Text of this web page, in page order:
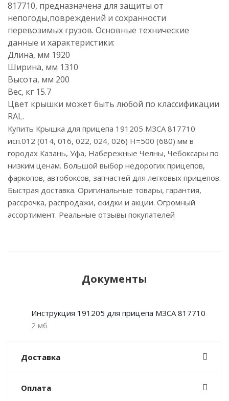
817710, предназначена для защиты от
непогоды,повреждений и сохранности
перевозимых грузов. Основные технические
данные и характеристики:
Длина, мм 1920
Ширина, мм 1310
Высота, мм 200
Вес, кг 15.7
Цвет крышки может быть любой по классификации
RAL.
Купить Крышка для прицепа 191205 МЗСА 817710
исп.012 (014, 016, 022, 024, 026) Н=500 (680) мм в
городах Казань, Уфа, Набережные Челны, Чебоксары по
низким ценам. Большой выбор недорогих прицепов,
фаркопов, автобоксов, запчастей для легковых прицепов.
Быстрая доставка. Оригинальные товары, гарантия,
рассрочка, распродажи, скидки и акции. Огромный
ассортимент. Реальные отзывы покупателей
Документы
Инструкция 191205 для прицепа МЗСА 817710
2 мб
Доставка
Оплата